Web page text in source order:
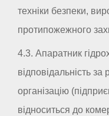
техніки безпеки,
протипожежного
4.3. Апаратник
відповідальність
організацію
відноситься до